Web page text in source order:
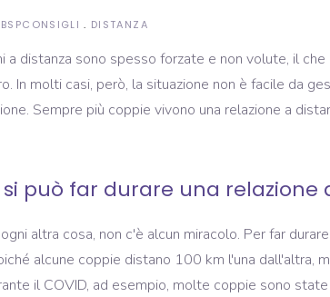
CONSIGLI DISTANZA
a distanza sono spesso forzate e non volute, il
In molti casi, però, la situazione non è facile da
Sempre più coppie vivono una relazione a
può far durare una relazione
altra cosa, non c'è alcun miracolo. Per far
alcune coppie distano 100 km l'una dall'altra,
il COVID, ad esempio, molte coppie sono